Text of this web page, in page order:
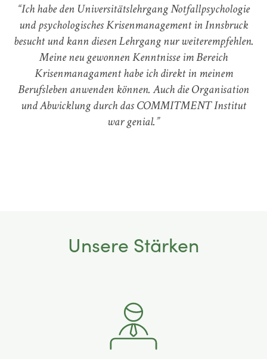
“Ich habe den Universitätslehrgang Notfallpsychologie
und psychologisches Krisenmanagement in Innsbruck
besucht und kann diesen Lehrgang nur weiterempfehlen.
Meine neu gewonnen Kenntnisse im Bereich
Krisenmanagament habe ich direkt in meinem
Berufsleben anwenden können. Auch die Organisation
und Abwicklung durch das COMMITMENT Institut
war genial.”
Unsere Stärken